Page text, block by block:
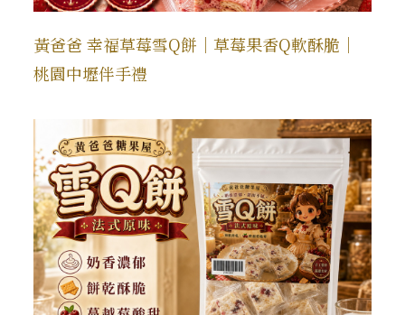
黃爸爸 幸福草莓雪Q餅｜草莓果香Q軟酥脆｜
桃園中壢伴手禮